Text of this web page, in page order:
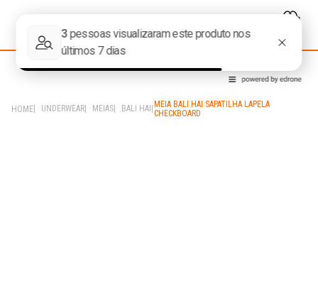
UNDERWEAR MEIAS BALI HAI
MEIA BALI HAI SAPATILHA LAPELA
CHECKBOARD